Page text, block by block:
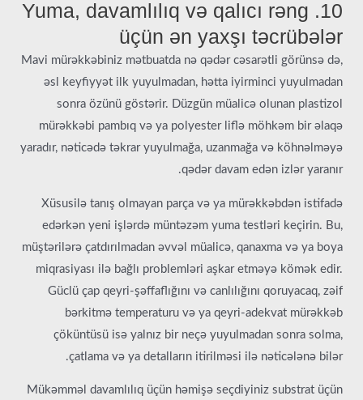
10. Yuma, davamlılıq və qalıcı rəng
üçün ən yaxşı təcrübələr
Mavi mürəkkəbiniz mətbuatda nə qədər cəsarətli görünsə də,
əsl keyfiyyət ilk yuyulmadan, hətta iyirminci yuyulmadan
sonra özünü göstərir. Düzgün müalicə olunan plastizol
mürəkkəbi pambıq və ya polyester liflə möhkəm bir əlaqə
yaradır, nəticədə təkrar yuyulmağa, uzanmağa və köhnəlməyə
qədər davam edən izlər yaranır.
Xüsusilə tanış olmayan parça və ya mürəkkəbdən istifadə
edərkən yeni işlərdə müntəzəm yuma testləri keçirin. Bu,
müştərilərə çatdırılmadan əvvəl müalicə, qanaxma və ya boya
miqrasiyası ilə bağlı problemləri aşkar etməyə kömək edir.
Güclü çap qeyri-şəffaflığını və canlılığını qoruyacaq, zəif
bərkitmə temperaturu və ya qeyri-adekvat mürəkkəb
çöküntüsü isə yalnız bir neçə yuyulmadan sonra solma,
çatlama və ya detalların itirilməsi ilə nəticələnə bilər.
Mükəmməl davamlılıq üçün həmişə seçdiyiniz substrat üçün